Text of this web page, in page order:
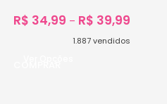
R$ 34,99 – R$ 39,99
1.887vendidos